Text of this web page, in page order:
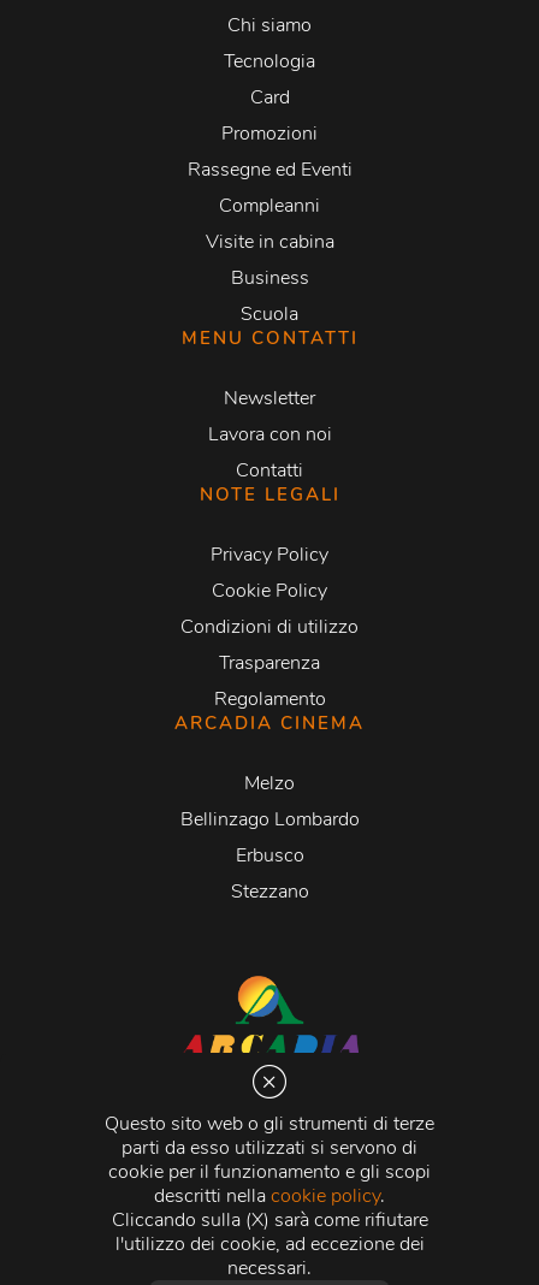
Questo sito web o gli strumenti di terze
parti da esso utilizzati si servono di
cookie per il funzionamento e gli scopi
descritti nellacookie policy.
Cliccando sulla (X) sarà come rifiutare
l'utilizzo dei cookie, ad eccezione dei
necessari.
Chi siamo
Tecnologia
Card
Promozioni
Rassegne ed Eventi
Compleanni
Visite in cabina
Business
Scuola
MENU CONTATTI
Newsletter
Lavora con noi
Contatti
NOTE LEGALI
Privacy Policy
Cookie Policy
Condizioni di utilizzo
Trasparenza
Regolamento
ARCADIA CINEMA
Melzo
Bellinzago Lombardo
Erbusco
Stezzano
Via Martiri della Libertà 20066 Melzo (MI)
C.C.I.A.A. - R.E.A di Milano n. 1427910
Registro delle Imprese di Milano n. 338392 -
Fiscale e Partita Iva11015840157 | Capitale Sociale
500.000,00 i.v.
Credits:Crea Informatica S.r.l. 2026 © Tutti i diritti
riservati.